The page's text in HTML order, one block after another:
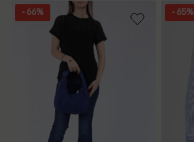
- 66% - 65%